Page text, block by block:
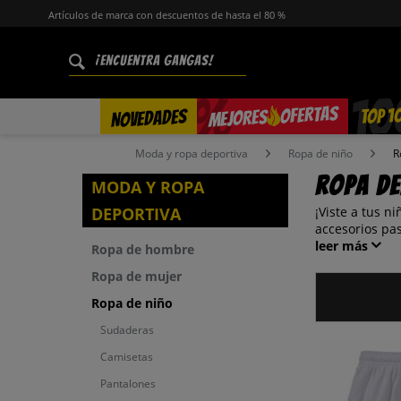
Artículos de marca con descuentos de hasta el 80 %
NOVEDADES MEJORES OFERTAS
% TOP
Moda y ropa deportiva Ropa de niño
MODA Y ROPA
DEPORTIVA
Ropa de hombre
Ropa de mujer
Ropa de niño
Sudaderas
Camisetas
Pantalones
Ropa
¡Viste a tus
accesorios
leer más